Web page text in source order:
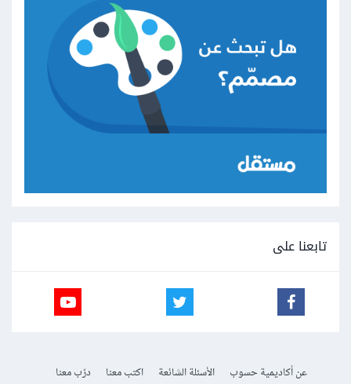
تابعنا على
عن أكاديمية حسوب الأسئلة الشائعة اكتب معنا
درّب معنا